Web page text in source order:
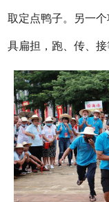
取定点鸭子。另一
具扁担，跑、传、接